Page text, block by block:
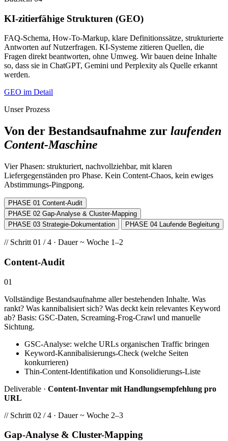
KI-zitierfähige Strukturen (GEO)
FAQ-Schema, How-To-Markup, klare Definitionssätze, strukturierte
Antworten auf Nutzerfragen. KI-Systeme zitieren Quellen, die
Fragen direkt beantworten, ohne Umweg. Wir bauen deine Inhalte
so, dass sie in ChatGPT, Gemini und Perplexity als Quelle erkannt
werden.
GEO im Detail
Unser Prozess
Von der Bestandsaufnahme zur laufenden
Content-Maschine
Vier Phasen: strukturiert, nachvollziehbar, mit klaren
Liefergegenständen pro Phase. Kein Content-Chaos, kein ewiges
Abstimmungs-Pingpong.
PHASE 01 Content-Audit
PHASE 02 Gap-Analyse & Cluster-Mapping
PHASE 03 Strategie-Dokumentation PHASE 04 Laufende Begleitung
// Schritt 01 / 4 · Dauer ~ Woche 1–2
Content-Audit
01
Vollständige Bestandsaufnahme aller bestehenden Inhalte. Was
rankt? Was kannibalisiert sich? Was deckt kein relevantes Keyword
ab? Basis: GSC-Daten, Screaming-Frog-Crawl und manuelle
Sichtung.
GSC-Analyse: welche URLs organischen Traffic bringen
Keyword-Kannibalisierungs-Check (welche Seiten
konkurrieren)
Thin-Content-Identifikation und Konsolidierungs-Liste
Deliverable · Content-Inventar mit Handlungsempfehlung pro
URL
// Schritt 02 / 4 · Dauer ~ Woche 2–3
Gap-Analyse & Cluster-Mapping